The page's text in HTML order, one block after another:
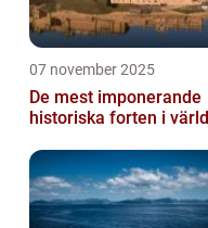
07 november 2025
De mest imponerande
historiska forten i